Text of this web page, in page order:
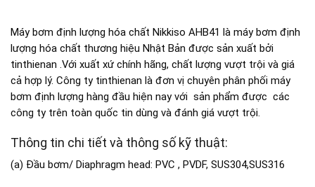
Máy bơm định lượng hóa chất Nikkiso AHB41 là máy bơm định
lượng hóa chất thương hiệu Nhật Bản được sản xuất bởi
tinthienan .Với xuất xứ chính hãng, chất lượng vượt trội và giá
cả hợp lý. Công ty tinthienan là đơn vị chuyên phân phối máy
bơm định lượng hàng đầu hiện nay với sản phẩm được các
công ty trên toàn quốc tin dùng và đánh giá vượt trội.
Thông tin chi tiết và thông số kỹ thuật:
(a) Đầu bơm/ Diaphragm head: PVC , PVDF, SUS304,SUS316